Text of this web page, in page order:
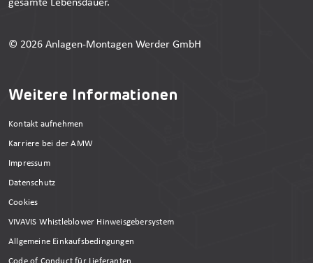
gesamte Lebensdauer.
© 2026 Anlagen-Montagen Werder GmbH
Weitere Informationen
Kontakt aufnehmen
Karriere bei der AMW
Impressum
Datenschutz
Cookies
VIVAVIS Whistleblower Hinweisgebersystem
Allgemeine Einkaufsbedingungen